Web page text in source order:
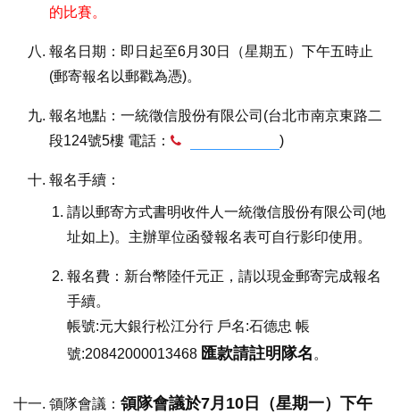
的比賽。
報名日期：即日起至6月30日（星期五）下午五時止
(郵寄報名以郵戳為憑)。
報名地點：一統徵信股份有限公司(台北市南京東路二
段124號5樓 電話：
)
報名手續：
請以郵寄方式書明收件人一統徵信股份有限公司(地
址如上)。主辦單位函發報名表可自行影印使用。
報名費：新台幣陸仟元正，請以現金郵寄完成報名
手續。
帳號:元大銀行松江分行 戶名:石德忠 帳
號:20842000013468 匯款請註明隊名。
領隊會議： 領隊會議於7月10日（星期一）下午